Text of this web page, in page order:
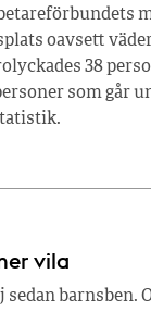
oavsett
38
som går
vila
sedan barnsben.